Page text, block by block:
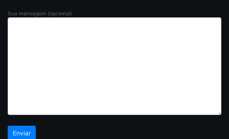
Sua mensagem (opcional)